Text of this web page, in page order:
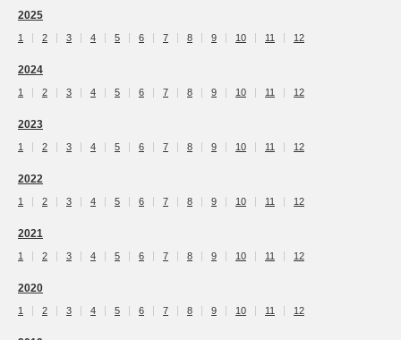
2025
1 2 3 4 5 6 7 8 9 10 11 12
2024
1 2 3 4 5 6 7 8 9 10 11 12
2023
1 2 3 4 5 6 7 8 9 10 11 12
2022
1 2 3 4 5 6 7 8 9 10 11 12
2021
1 2 3 4 5 6 7 8 9 10 11 12
2020
1 2 3 4 5 6 7 8 9 10 11 12